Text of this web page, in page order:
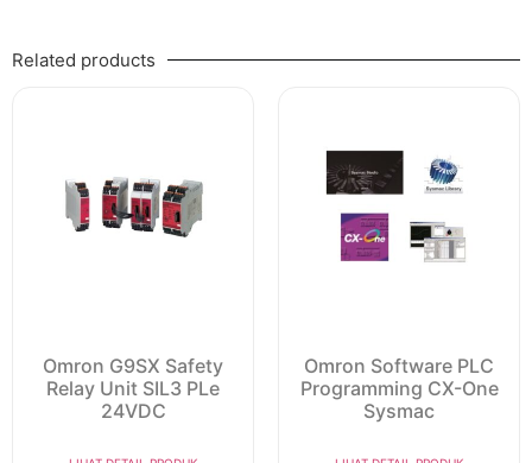
Related products
Omron G9SX Safety
Relay Unit SIL3 PLe
24VDC
Omron Software PLC
Programming CX-One
Sysmac